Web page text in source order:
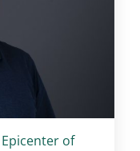
of